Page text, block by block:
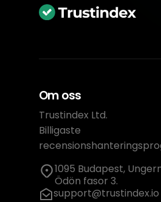
Om oss
Trustindex Ltd.
Billigaste
1095 Budapest,
Ödön fasor 3.
support@trustindex.io